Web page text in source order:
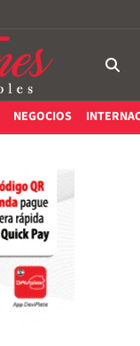
NEGOCIOS